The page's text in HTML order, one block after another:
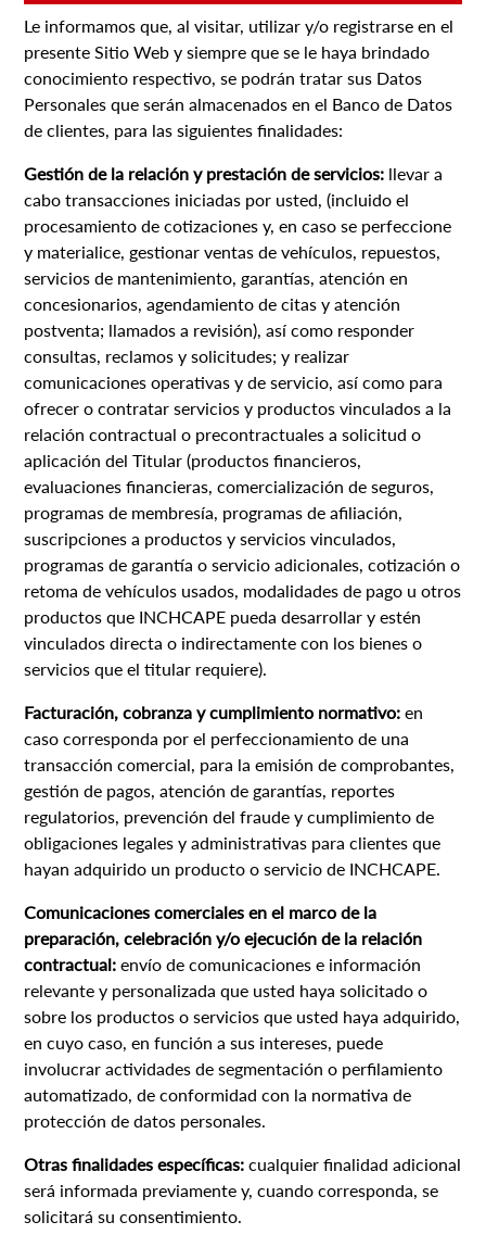
Le informamos que, al visitar, utilizar y/o registrarse en el
presente Sitio Web y siempre que se le haya brindado
conocimiento respectivo, se podrán tratar sus Datos
Personales que serán almacenados en el Banco de Datos
de clientes, para las siguientes finalidades:
Gestión de la relación y prestación de servicios: llevar a
cabo transacciones iniciadas por usted, (incluido el
procesamiento de cotizaciones y, en caso se perfeccione
y materialice, gestionar ventas de vehículos, repuestos,
servicios de mantenimiento, garantías, atención en
concesionarios, agendamiento de citas y atención
postventa; llamados a revisión), así como responder
consultas, reclamos y solicitudes; y realizar
comunicaciones operativas y de servicio, así como para
ofrecer o contratar servicios y productos vinculados a la
relación contractual o precontractuales a solicitud o
aplicación del Titular (productos financieros,
evaluaciones financieras, comercialización de seguros,
programas de membresía, programas de afiliación,
suscripciones a productos y servicios vinculados,
programas de garantía o servicio adicionales, cotización o
retoma de vehículos usados, modalidades de pago u otros
productos que INCHCAPE pueda desarrollar y estén
vinculados directa o indirectamente con los bienes o
servicios que el titular requiere).
Facturación, cobranza y cumplimiento normativo: en
caso corresponda por el perfeccionamiento de una
transacción comercial, para la emisión de comprobantes,
gestión de pagos, atención de garantías, reportes
regulatorios, prevención del fraude y cumplimiento de
obligaciones legales y administrativas para clientes que
hayan adquirido un producto o servicio de INCHCAPE.
Comunicaciones comerciales en el marco de la
preparación, celebración y/o ejecución de la relación
contractual: envío de comunicaciones e información
relevante y personalizada que usted haya solicitado o
sobre los productos o servicios que usted haya adquirido,
en cuyo caso, en función a sus intereses, puede
involucrar actividades de segmentación o perfilamiento
automatizado, de conformidad con la normativa de
protección de datos personales.
Otras finalidades específicas: cualquier finalidad adicional
será informada previamente y, cuando corresponda, se
solicitará su consentimiento.